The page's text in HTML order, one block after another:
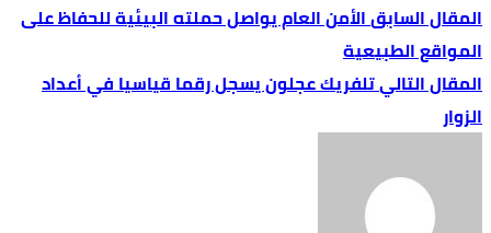
الأمن العام يواصل حملته البيئية للحفاظ على
المواقع الطبيعية
تلفريك عجلون يسجل رقما قياسيا في أعداد
الزوار